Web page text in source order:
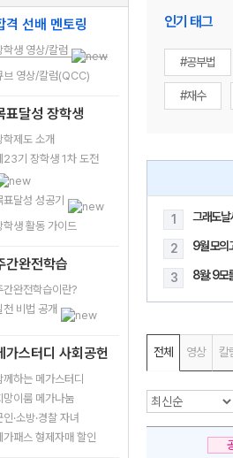
격 선배 멘토링
학생 영상/칼럼
브 영상/칼럼(QCC)
표달성 장학생
학제도 소개
23기 장학생 1차 도전
표달성 성공기
학생 활동 가이드
간완전학습
간완전학습이란?
천 비법 공개
가스터디 사회공헌
께하는 메가스터디
망이룸 메가나눔
인·소방·경찰 자녀
가패스 형제자매 할인
인기 태그
#공부법
#재수
1 그래도날
2 9월 모의
3 8월: 9모
전체 영상 칼